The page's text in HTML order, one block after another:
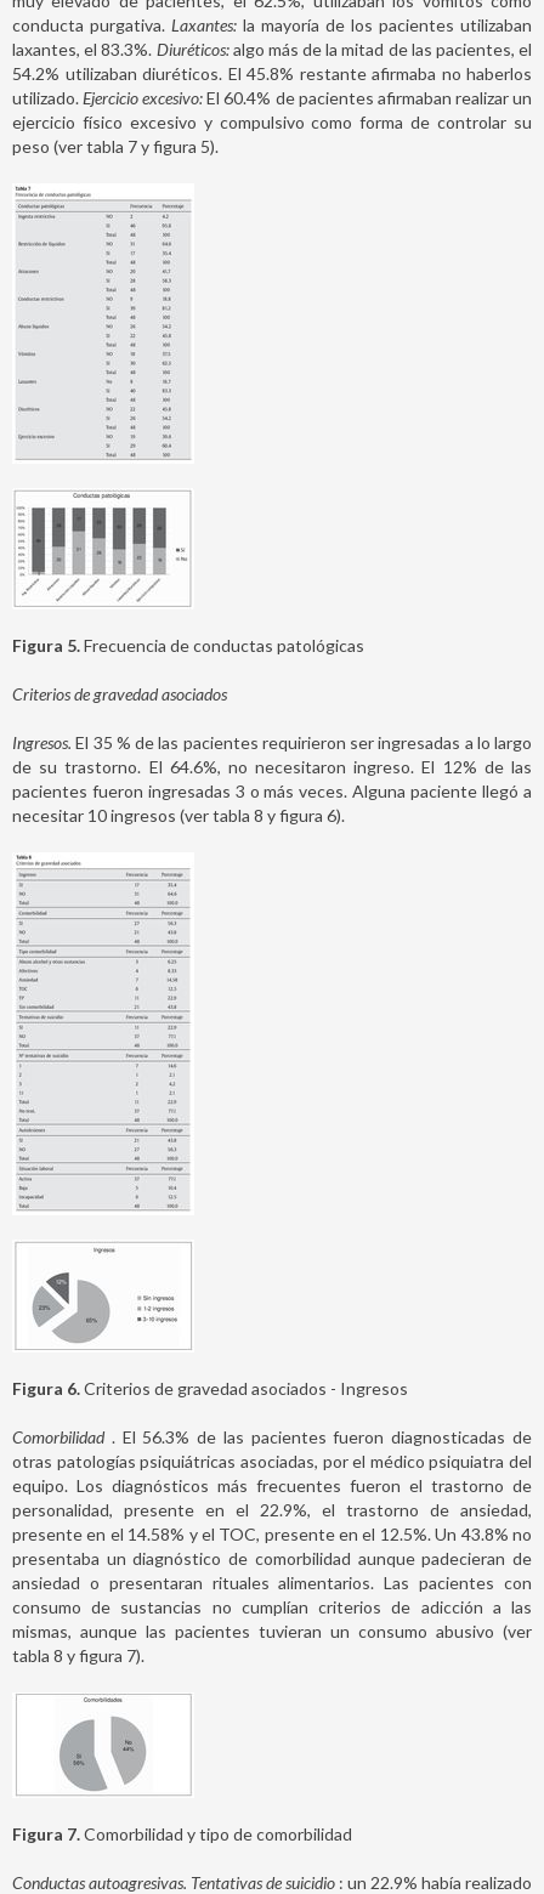
conducta purgativa. Laxantes: la mayoría de los pacientes utilizaban
laxantes, el 83.3%. Diuréticos:algo más de la mitad de las pacientes, el
54.2% utilizaban diuréticos. El 45.8% restante afirmaba no haberlos
utilizado.Ejercicio excesivo:El 60.4% de pacientes afirmaban realizar un
ejercicio físico excesivo y compulsivo como forma de controlar su
peso (ver tabla 7 y figura 5).
Figura 5.Frecuencia de conductas patológicas
Criterios de gravedad asociados
Ingresos.El 35 % de las pacientes requirieron ser ingresadas a lo largo
de su trastorno. El 64.6%, no necesitaron ingreso. El 12% de las
pacientes fueron ingresadas 3 o más veces. Alguna paciente llegó a
necesitar 10 ingresos (ver tabla 8 y figura 6).
Figura 6.Criterios de gravedad asociados - Ingresos
Comorbilidad. El 56.3% de las pacientes fueron diagnosticadas de
otras patologías psiquiátricas asociadas, por el médico psiquiatra del
equipo. Los diagnósticos más frecuentes fueron el trastorno de
personalidad, presente en el 22.9%, el trastorno de ansiedad,
presente en el 14.58% y el TOC, presente en el 12.5%. Un 43.8% no
presentaba un diagnóstico de comorbilidad aunque padecieran de
ansiedad o presentaran rituales alimentarios. Las pacientes con
consumo de sustancias no cumplían criterios de adicción a las
mismas, aunque las pacientes tuvieran un consumo abusivo (ver
tabla 8 y figura 7).
Figura 7.Comorbilidad y tipo de comorbilidad
Conductas autoagresivas. Tentativas de suicidio : un 22.9% había realizado